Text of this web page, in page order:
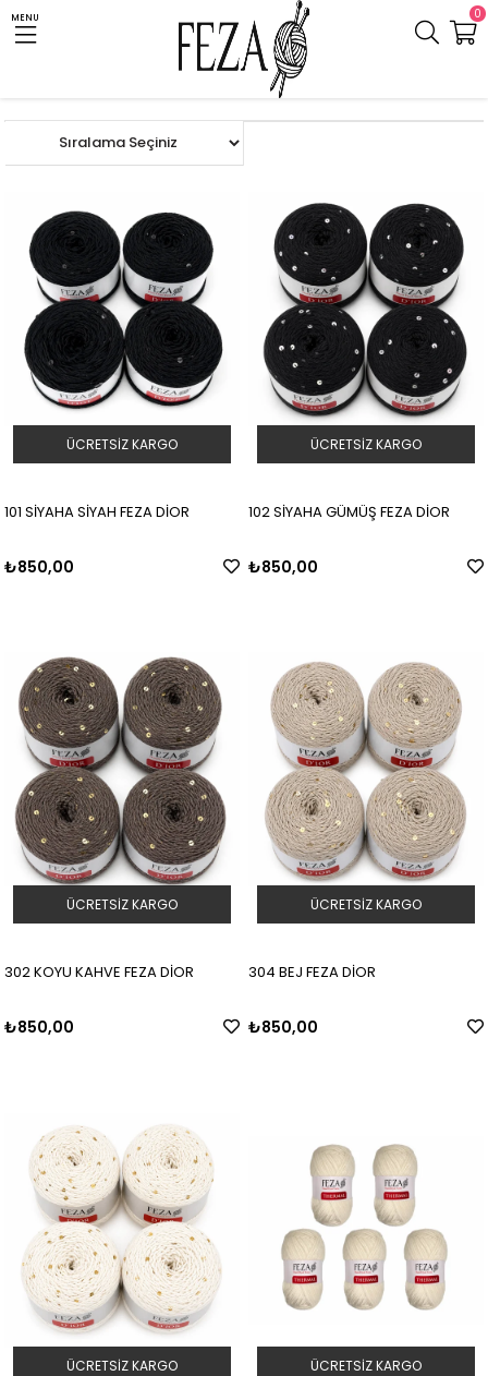
MENU 0
101 SİYAHA SİYAH FEZA DİOR
₺850,00
ÜCRETSIZ KARGO
102 SİYAHA GÜMÜŞ FEZA DİOR
₺850,00
ÜCRETSIZ KARGO
302 KOYU KAHVE FEZA DİOR
₺850,00
ÜCRETSIZ KARGO
304 BEJ FEZA DİOR
₺850,00
ÜCRETSIZ KARGO
ÜCRETSIZ KARGO ÜCRETSIZ KARGO